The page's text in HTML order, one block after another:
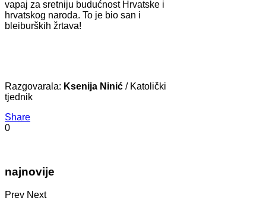
vapaj za sretniju budućnost Hrvatske i
hrvatskog naroda. To je bio san i
bleiburških žrtava!
Razgovarala: Ksenija Ninić / Katolički
tjednik
Share
0
najnovije
Prev Next